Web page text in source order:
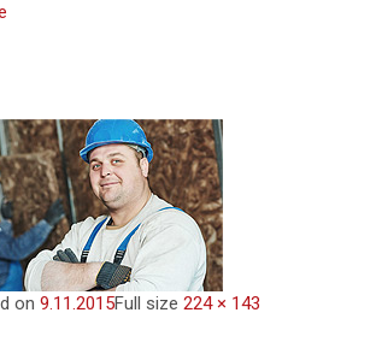
on 9.11.2015Full size 224 × 143